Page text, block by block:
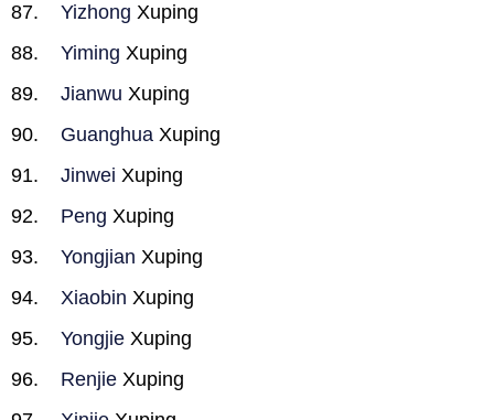
Yizhong Xuping
Yiming Xuping
Jianwu Xuping
Guanghua Xuping
Jinwei Xuping
Peng Xuping
Yongjian Xuping
Xiaobin Xuping
Yongjie Xuping
Renjie Xuping